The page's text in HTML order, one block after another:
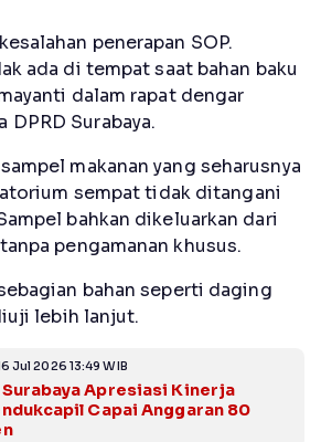
penerapan SOP.
ada di tempat saat bahan baku
dalam rapat dengar
DPRD Surabaya.
makanan yang seharusnya
sempat tidak ditangani
bahkan dikeluarkan dari
pengamanan khusus.
bahan seperti daging
lebih lanjut.
Jul 2026 13:49 WIB
Surabaya Apresiasi Kinerja
Capai Anggaran 80